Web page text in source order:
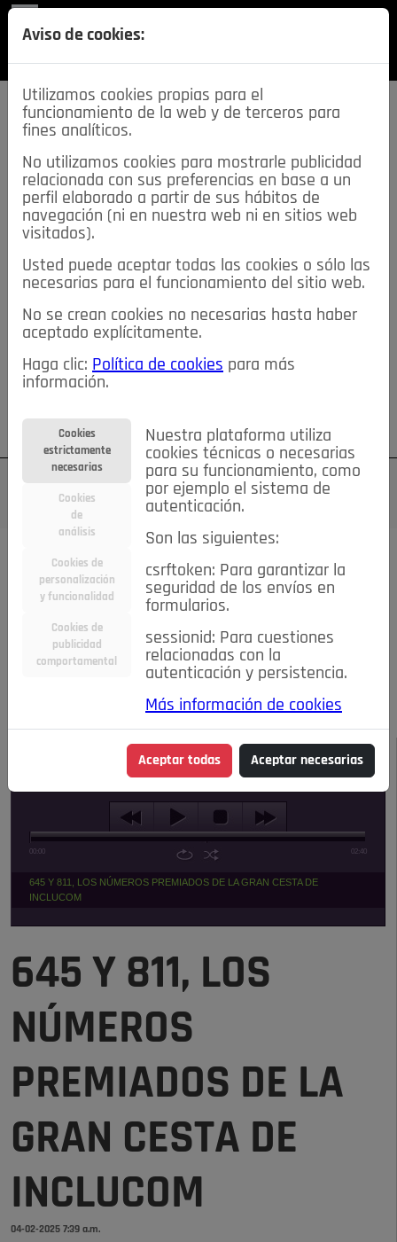
SECCIONES
descarga esta
REVISTA
≡NOTICIAS
NOTICIAS SERVICIOS DE INTERÉS
TABLÓN DE ANUNCIOS MIS ANUNCIOS CONTACTO
NOSOTROS
Su cuenta Regístrese ¿Olvidó su contraseña?
Todas las noticias..
#TePrestoMisOjos Caridad
Ciencia&Tecnología
Economía
Entretenimiento
Estilo de Vida
Internacional
Madrid Opinión IN
Pozuelo de Alarcón
Salud 🔴 En Directo
NOTICIAS
Escucha el audio de esta noticia:
00:00 02:40
645 Y 811, LOS NÚMEROS PREMIADOS DE LA GRAN CESTA DE
INCLUCOM
645 Y 811, LOS
NÚMEROS
PREMIADOS DE LA
GRAN CESTA DE
INCLUCOM
04-02-2025 7:39 a.m.
Aviso de cookies:
Utilizamos cookies propias para el
funcionamiento de la web y de terceros para
fines analíticos.
No utilizamos cookies para mostrarle publicidad
relacionada con sus preferencias en base a un
perfil elaborado a partir de sus hábitos de
navegación (ni en nuestra web ni en sitios web
visitados).
Usted puede aceptar todas las cookies o sólo las
necesarias para el funcionamiento del sitio web.
No se crean cookies no necesarias hasta haber
aceptado explícitamente.
Haga clic: Política de cookies para más
información.
Cookies
estrictamente
necesarias
Cookies
de
análisis
Cookies de
personalización
y funcionalidad
Cookies de
publicidad
comportamental
Nuestra plataforma utiliza
cookies técnicas o necesarias
para su funcionamiento, como
por ejemplo el sistema de
autenticación.
Son las siguientes:
csrftoken: Para garantizar la
seguridad de los envíos en
formularios.
sessionid: Para cuestiones
relacionadas con la
autenticación y persistencia.
Más información de cookies
Aceptar todas Aceptar necesarias